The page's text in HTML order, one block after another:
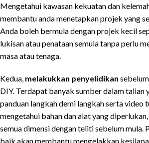
Mengetahui kawasan kekuatan dan
membantu anda menetapkan projek yang
Anda boleh bermula dengan projek kecil
lukisan atau penataan semula tanpa perlu
masa atau tenaga.
Kedua, melakukkan penyelidikan
DIY. Terdapat banyak sumber dalam talian
panduan langkah demi langkah serta video
mengetahui bahan dan alat yang
semua dimensi dengan teliti sebelum mula.
baik akan membantu mengelakkan